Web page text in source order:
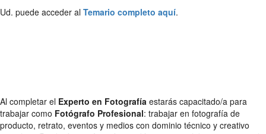
Ud. puede acceder al Temario completo aquí.
Al completar el Experto en Fotografía estarás capacitado/a para
trabajar como Fotógrafo Profesional: trabajar en fotografía de
producto, retrato, eventos y medios con dominio técnico y creativo